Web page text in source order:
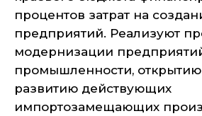
процентов затрат на
предприятий. Реализуют
модернизации
промышленности,
развитию действующих
импортозамещающих